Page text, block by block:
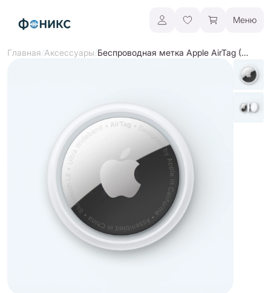
Меню
Главная/Аксессуары/ Беспроводная метка Apple AirTag (2-го поколения)